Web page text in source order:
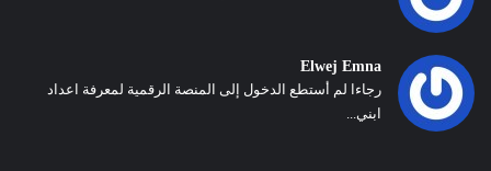
Elwej Emna
رجاءا لم أستطع الدخول إلى المنصة الرقمية لمعرفة اعداد
ابني...